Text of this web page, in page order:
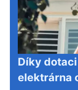
Díky
elektrárna